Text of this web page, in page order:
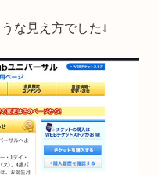
な見え方でした↓